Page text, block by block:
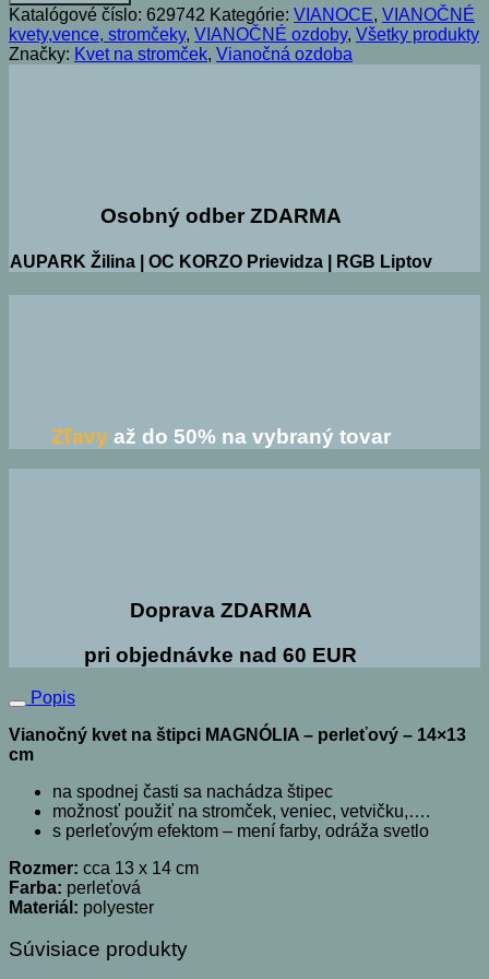
kvet
na
štipci
MAGNÓLIA
Katalógové číslo: 629742 Kategórie: VIANOCE, VIANOČNÉ
kvety,vence, stromčeky, VIANOČNÉ ozdoby, Všetky produkty
Značky: Kvet na stromček, Vianočná ozdoba
Osobný odber ZDARMA
AUPARK Žilina | OC KORZO Prievidza | RGB Liptov
Zľavyaž do 50% na vybraný tovar
Doprava ZDARMA
pri objednávke nad 60 EUR
Popis
Vianočný kvet na štipci MAGNÓLIA – perleťový – 14×13
cm
na spodnej časti sa nachádza štipec
možnosť použiť na stromček, veniec, vetvičku,….
s perleťovým efektom – mení farby, odráža svetlo
Rozmer: cca 13 x 14 cm
Farba: perleťová
Materiál: polyester
Súvisiace produkty